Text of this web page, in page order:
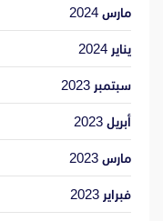
مارس 2024
يناير 2024
سبتمبر 2023
أبريل 2023
مارس 2023
فبراير 2023